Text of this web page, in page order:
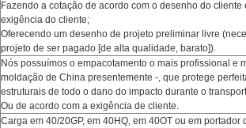
Fazendo a cotação de acordo com o desenho do
exigência do cliente;
Oferecendo um desenho de projeto preliminar livre
projeto de ser pagado [de alta qualidade, barato]).
Nós possuímos o empacotamento o mais profissional e
moldação de China presentemente -, que protege
estruturais de todo o dano do impacto durante o
Ou de acordo com a exigência de cliente.
Carga em 40/20GP, em 40HQ, em 40OT ou em portador